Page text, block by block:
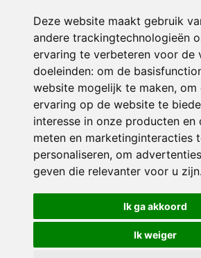
Deze website maakt gebruik
andere trackingtechnologieën
ervaring te verbeteren voor de
doeleinden: om de
website mogelijk te maken, om
ervaring op de website te
interesse in onze producten en
meten en marketinginteracties
personaliseren, om
geven die relevanter voor u zijn.
Ik ga akkoord
Ik weiger
© 2026 Sint Bernardus | Alle rechten
Privacy policy|Disclaimer| Klachtenregeling
voorkeuren
Crealisatie The MindOffice